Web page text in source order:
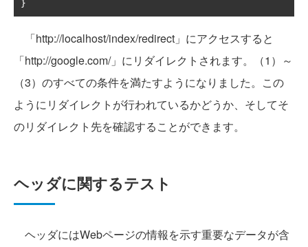
}
「http://localhost/index/redirect」にアクセスすると
「http://google.com/」にリダイレクトされます。（1）～
（3）のすべての条件を満たすようになりました。この
ようにリダイレクトが行われているかどうか、そしてそ
のリダイレクト先を確認することができます。
ヘッダに関するテスト
ヘッダにはWebページの情報を示す重要なデータが含